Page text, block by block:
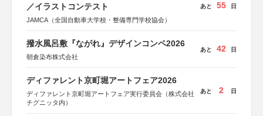
／イラストコンテスト
JAMCA（全国自動車大学校・整備専門学校協会）
あと 55 日
撥水風呂敷『ながれ』デザインコンペ2026
朝倉染布株式会社
あと 42 日
ディファレント京町堀アートフェア2026
ディファレント京町堀アートフェア実行委員会（株式会社
チグニッタ内）
あと 2 日